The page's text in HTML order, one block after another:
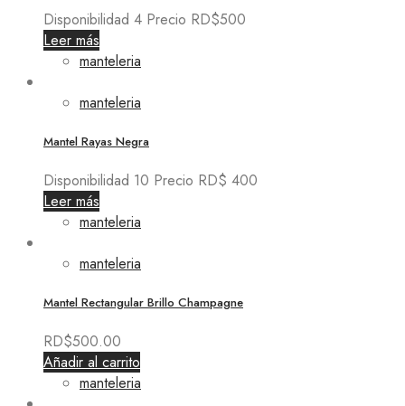
Disponibilidad 4 Precio RD$500
Leer más
manteleria
manteleria
Mantel Rayas Negra
Disponibilidad 10 Precio RD$ 400
Leer más
manteleria
manteleria
Mantel Rectangular Brillo Champagne
RD$500.00
Añadir al carrito
manteleria